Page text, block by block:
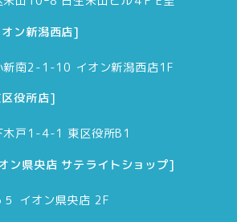
ン新潟西店]
新南2-1-10 イオン新潟西店1F
役所店]
木戸1-4-1 東区役所B1
ン県央店 サテライトショップ]
イオン県央店 2F